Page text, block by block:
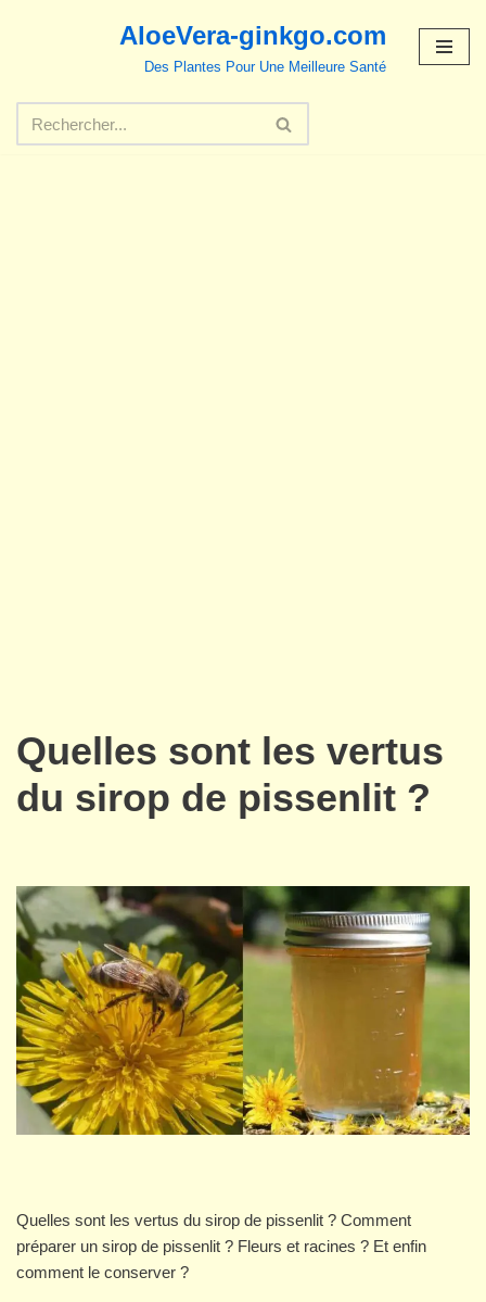
contenu
AloeVera-ginkgo.com
Des Plantes Pour Une Meilleure Santé
Quelles sont les vertus
du sirop de pissenlit ?
Quelles sont les vertus du sirop de pissenlit ? Comment
préparer un sirop de pissenlit ? Fleurs et racines ? Et enfin
comment le conserver ?